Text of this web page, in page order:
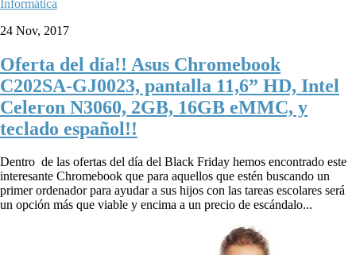
Informática
24 Nov, 2017
Oferta del día!! Asus Chromebook
C202SA-GJ0023, pantalla 11,6” HD, Intel
Celeron N3060, 2GB, 16GB eMMC, y
teclado español!!
Dentro de las ofertas del día del Black Friday hemos encontrado este
interesante Chromebook que para aquellos que estén buscando un
primer ordenador para ayudar a sus hijos con las tareas escolares será
un opción más que viable y encima a un precio de escándalo...